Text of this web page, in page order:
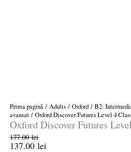
Prima pagină / Adults / Oxford / B2:
avansat / Oxford Discover Futures Level 4
Oxford Discover Futures
177.00lei
137.00 lei